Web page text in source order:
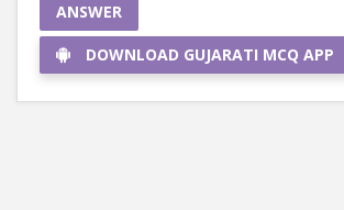
ANSWER
DOWNLOAD GUJARATI MCQ APP